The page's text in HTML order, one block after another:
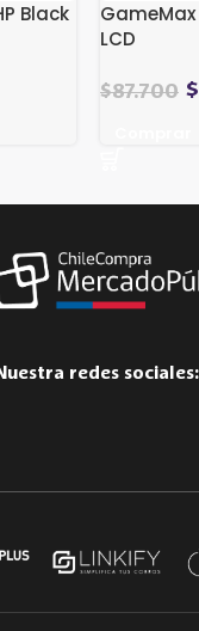
Black
LCD
$87.700 $
redes sociales: